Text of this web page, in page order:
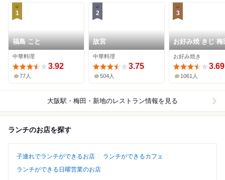
1
福島 こと
中華料理
3.92
77人
2
故宮
中華料理
3.75
504人
3
お好み焼 きじ 梅
カイビル店
お好み焼き
3.69
1061人
大阪駅・梅田・新地のレストラン情報を見る
ランチのお店を探す
子連れでランチができるお店
ランチができるカフェ
ランチができる日曜営業のお店